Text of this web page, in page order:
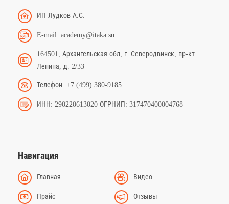
ИП Лудков А.С.
E-mail: academy@itaka.su
164501, Архангельская обл, г. Северодвинск, пр-кт
Ленина, д. 2/33
Телефон: +7 (499) 380-9185
ИНН: 290220613020 ОГРНИП: 317470400004768
Навигация
Главная Видео
Прайс Отзывы